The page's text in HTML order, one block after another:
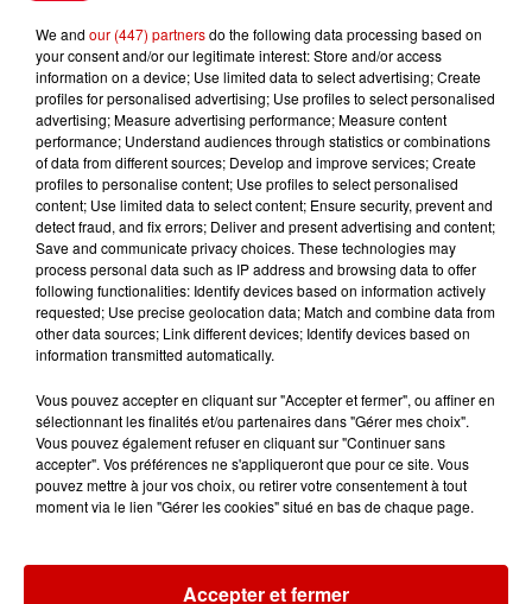
Gagnez vos places pour le
festival Marché Gourmand 2026
à Coulon !
Le Duel - Gagnez vos entrées
pour l'un des zoos de nos
régions !
Destination Vacances - Gagnez
votre séjour en famille au cœur
de la...
We and our (447) partnersdo the following data processing based on
your consent and/or our legitimate interest: Store and/or access
information on a device; Use limited data to select advertising; Create
profiles for personalised advertising; Use profiles to select personalised
advertising; Measure advertising performance; Measure content
performance; Understand audiences through statistics or combinations
of data from different sources; Develop and improve services; Create
profiles to personalise content; Use profiles to select personalised
content; Use limited data to select content; Ensure security, prevent and
detect fraud, and fix errors; Deliver and present advertising and content;
Save and communicate privacy choices. These technologies may
process personal data such as IP address and browsing data to offer
following functionalities: Identify devices based on information actively
requested; Use precise geolocation data; Match and combine data from
other data sources; Link different devices; Identify devices based on
information transmitted automatically.
Vous pouvez accepter en cliquant sur "Accepter et fermer", ou affiner en
sélectionnant les finalités et/ou partenaires dans "Gérer mes choix".
Vous pouvez également refuser en cliquant sur "Continuer sans
accepter". Vos préférences ne s'appliqueront que pour ce site. Vous
pouvez mettre à jour vos choix, ou retirer votre consentement à tout
moment via le lien "Gérer les cookies" situé en bas de chaque page.
Accepter et fermer